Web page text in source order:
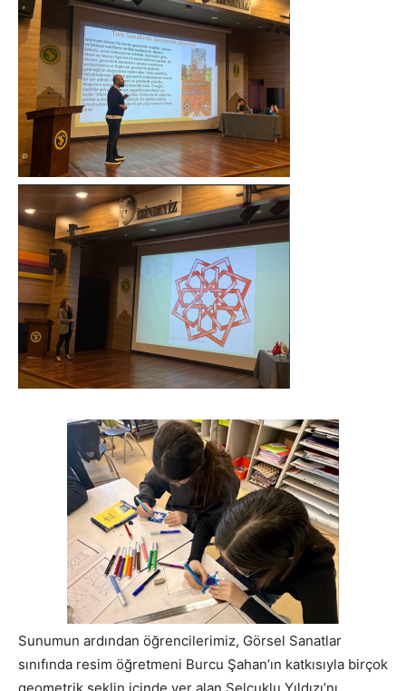
Sunumun ardından öğrencilerimiz, Görsel Sanatlar
sınıfında resim öğretmeni Burcu Şahan’ın katkısıyla birçok